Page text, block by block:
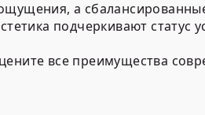
а
подчеркивают статус
все преимущества